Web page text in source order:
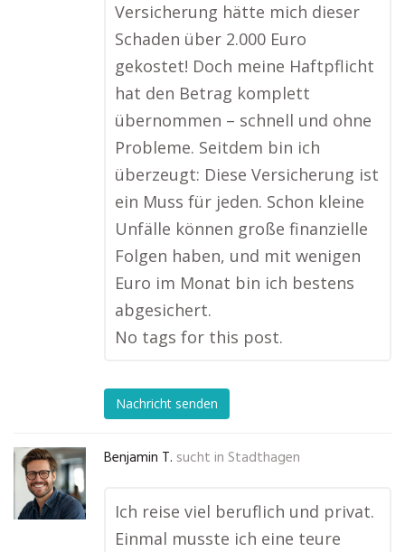
Versicherung hätte mich dieser
Schaden über 2.000 Euro
gekostet! Doch meine Haftpflicht
hat den Betrag komplett
übernommen – schnell und ohne
Probleme. Seitdem bin ich
überzeugt: Diese Versicherung ist
ein Muss für jeden. Schon kleine
Unfälle können große finanzielle
Folgen haben, und mit wenigen
Euro im Monat bin ich bestens
abgesichert.
No tags for this post.
Nachricht senden
Benjamin T. sucht in Stadthagen
Ich reise viel beruflich und privat.
Einmal musste ich eine teure